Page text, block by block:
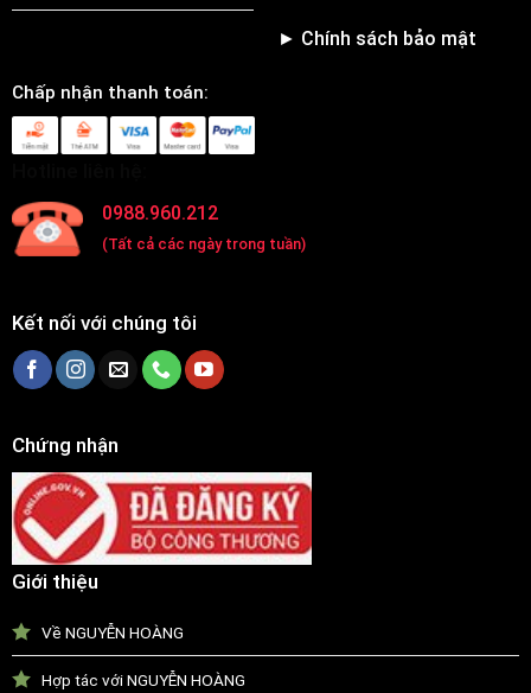
► Chính sách bảo mật
Chấp nhận thanh toán:
0988.960.212
(Tất cả các ngày trong tuần)
Kết nối với chúng tôi
Chứng nhận
Giới thiệu
Về NGUYỄN HOÀNG
Hợp tác với NGUYỄN HOÀNG